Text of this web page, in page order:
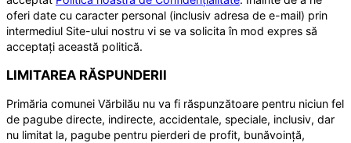
oferi date cu caracter personal (inclusiv adresa de e-mail) prin
intermediul Site-ului nostru vi se va solicita în mod expres să
acceptați această politică.
LIMITAREA RĂSPUNDERII
Primăria comunei Vărbilău nu va fi răspunzătoare pentru niciun fel
de pagube directe, indirecte, accidentale, speciale, inclusiv, dar
nu limitat la, pagube pentru pierderi de profit, bunăvoință,